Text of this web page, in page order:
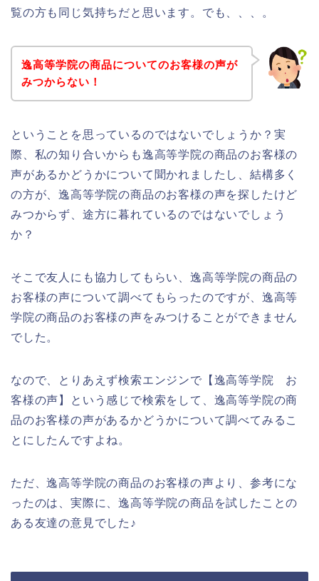
覧の方も同じ気持ちだと思います。でも、、、。
逸高等学院の商品についてのお客様の声が
みつからない！
ということを思っているのではないでしょうか？実
際、私の知り合いからも逸高等学院の商品のお客様の
声があるかどうかについて聞かれましたし、結構多く
の方が、逸高等学院の商品のお客様の声を探したけど
みつからず、途方に暮れているのではないでしょう
か？
そこで友人にも協力してもらい、逸高等学院の商品の
お客様の声について調べてもらったのですが、逸高等
学院の商品のお客様の声をみつけることができません
でした。
なので、とりあえず検索エンジンで【逸高等学院 お
客様の声】という感じで検索をして、逸高等学院の商
品のお客様の声があるかどうかについて調べてみるこ
とにしたんですよね。
ただ、逸高等学院の商品のお客様の声より、参考にな
ったのは、実際に、逸高等学院の商品を試したことの
ある友達の意見でした♪